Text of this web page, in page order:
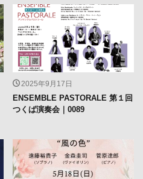
2025年9月17日
ENSEMBLE PASTORALE 第１回
つくば演奏会｜0089